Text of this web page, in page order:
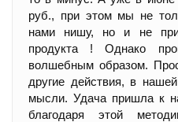
руб., при этом мы не
нами нишу, но и не
продукта ! Однако
волшебным образом.
другие действия, в
мысли. Удача пришла к
благодаря этой